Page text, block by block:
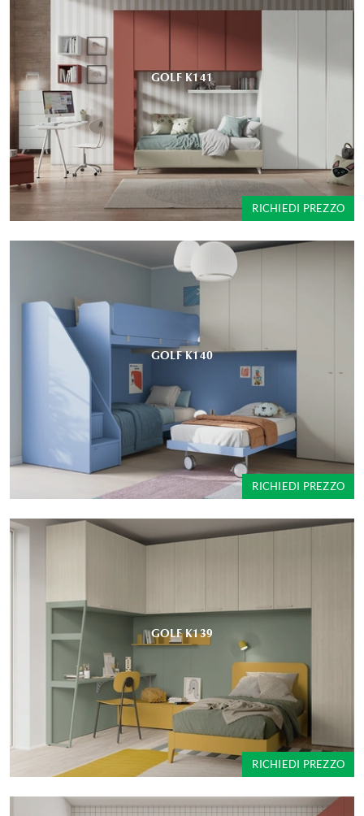
GOLF K141
RICHIEDI PREZZO
GOLF K140
RICHIEDI PREZZO
GOLF K139
RICHIEDI PREZZO